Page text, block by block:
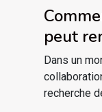
peut
Dans un
recherche